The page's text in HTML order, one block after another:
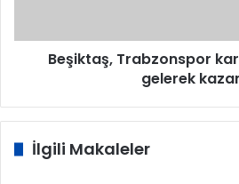
Beşiktaş, Trabzonspor
gelerek
İlgili Makaleler